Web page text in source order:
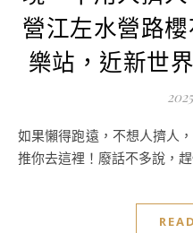
營江左水營路
樂站，近新世界
如果懶得跑遠，不想人擠人，那麼釜山的賞櫻旺季，一定要大
推你去這裡！廢話不多說，